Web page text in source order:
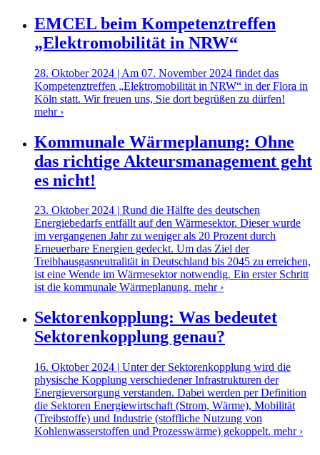
EMCEL beim Kompetenztreffen
„Elektromobilität in NRW“
28. Oktober 2024 | Am 07. November 2024 findet das
Kompetenztreffen „Elektromobilität in NRW“ in der Flora in
Köln statt. Wir freuen uns, Sie dort begrüßen zu dürfen!
mehr ›
Kommunale Wärmeplanung: Ohne
das richtige Akteursmanagement geht
es nicht!
23. Oktober 2024 | Rund die Hälfte des deutschen
Energiebedarfs entfällt auf den Wärmesektor. Dieser wurde
im vergangenen Jahr zu weniger als 20 Prozent durch
Erneuerbare Energien gedeckt. Um das Ziel der
Treibhausgasneutralität in Deutschland bis 2045 zu erreichen,
ist eine Wende im Wärmesektor notwendig. Ein erster Schritt
ist die kommunale Wärmeplanung. mehr ›
Sektorenkopplung: Was bedeutet
Sektorenkopplung genau?
16. Oktober 2024 | Unter der Sektorenkopplung wird die
physische Kopplung verschiedener Infrastrukturen der
Energieversorgung verstanden. Dabei werden per Definition
die Sektoren Energiewirtschaft (Strom, Wärme), Mobilität
(Treibstoffe) und Industrie (stoffliche Nutzung von
Kohlenwasserstoffen und Prozesswärme) gekoppelt. mehr ›